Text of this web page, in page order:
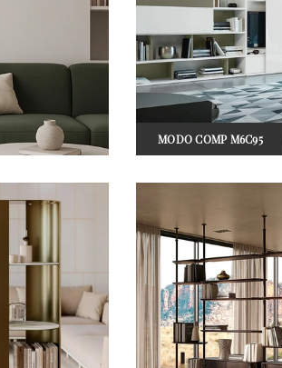
MODO COMP M6C95